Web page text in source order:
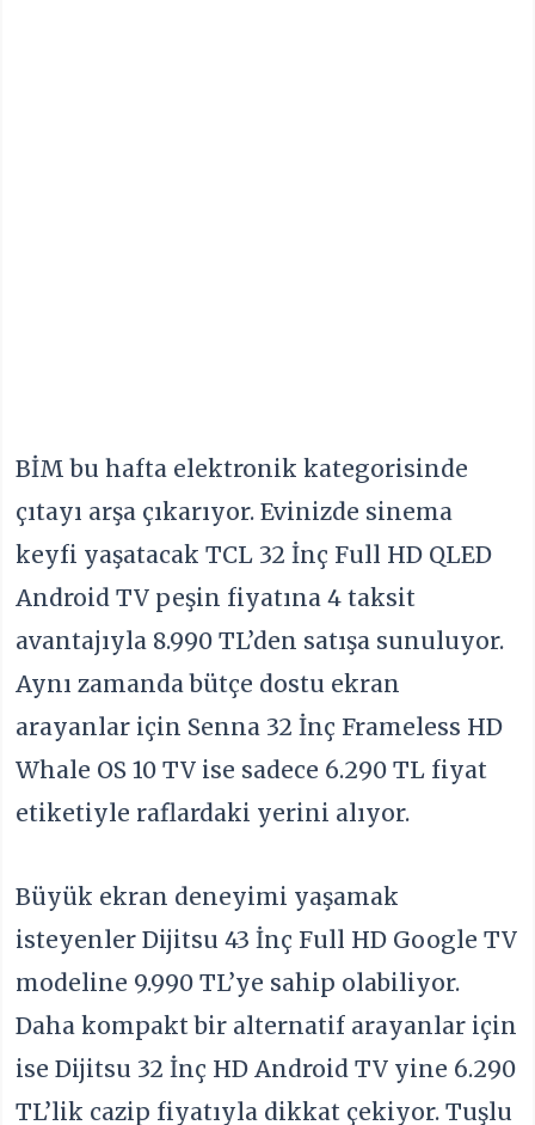
BİM bu hafta elektronik kategorisinde
çıtayı arşa çıkarıyor. Evinizde sinema
keyfi yaşatacak TCL 32 İnç Full HD QLED
Android TV peşin fiyatına 4 taksit
avantajıyla 8.990 TL’den satışa sunuluyor.
Aynı zamanda bütçe dostu ekran
arayanlar için Senna 32 İnç Frameless HD
Whale OS 10 TV ise sadece 6.290 TL fiyat
etiketiyle raflardaki yerini alıyor.
Büyük ekran deneyimi yaşamak
isteyenler Dijitsu 43 İnç Full HD Google TV
modeline 9.990 TL’ye sahip olabiliyor.
Daha kompakt bir alternatif arayanlar için
ise Dijitsu 32 İnç HD Android TV yine 6.290
TL’lik cazip fiyatıyla dikkat çekiyor. Tuşlu